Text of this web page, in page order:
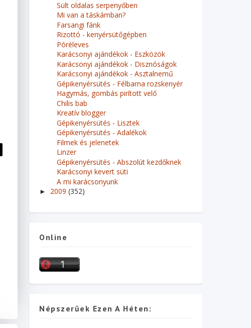
Sült oldalas serpenyőben
Mi van a táskámban?
Farsangi fánk
Rizottó - kenyérsütőgépben
Póréleves
Karácsonyi ajándékok - Eszközök
Karácsonyi ajándékok - Disznóságok
Karácsonyi ajándékok - Asztalnemű
Gépikenyérsütés - Félbarna rozskenyér
Hagymás, gombás pirított velő
Chilis bab
Kreatív blogger
Gépikenyérsütés - Lisztek
Gépikenyérsütés - Adalékok
Filmek és jelenetek
Linzer
Gépikenyérsütés - Abszolút kezdőknek
Karácsonyi kevert süti
A mi karácsonyunk
► 2009 (352)
Online
Népszerűek Ezen A Héten: